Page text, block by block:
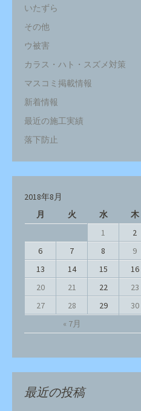
いたずら
その他
ウ被害
カラス・ハト・スズメ対策
マスコミ掲載情報
新着情報
最近の施工実績
落下防止
2018年8月
月
火 水 木
« 7月
1 2
6
7 8 9
13
14 15 16
20
21 22 23
27
28 29 30
最近の投稿